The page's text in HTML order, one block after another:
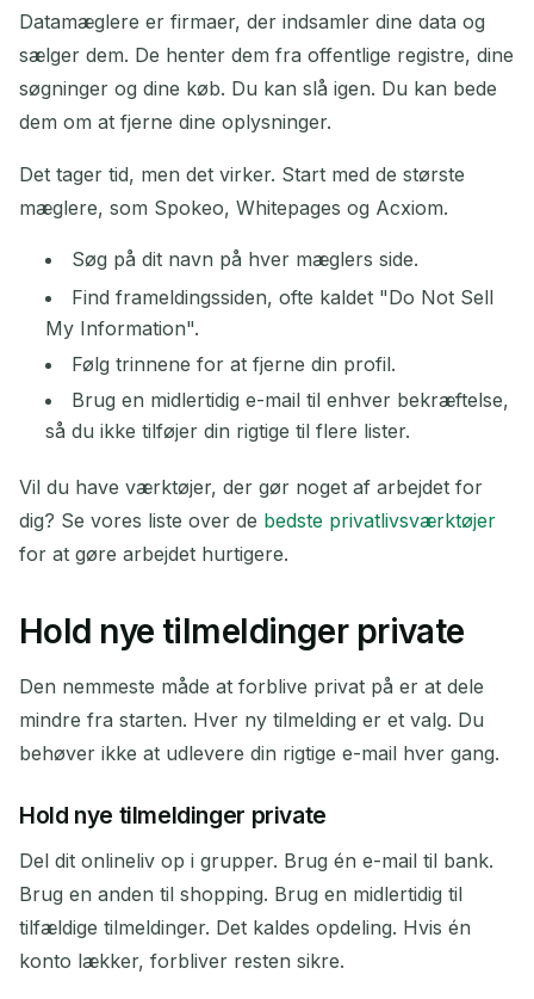
Datamæglere er firmaer, der indsamler dine data og
sælger dem. De henter dem fra offentlige registre, dine
søgninger og dine køb. Du kan slå igen. Du kan bede
dem om at fjerne dine oplysninger.
Det tager tid, men det virker. Start med de største
mæglere, som Spokeo, Whitepages og Acxiom.
Søg på dit navn på hver mæglers side.
Find frameldingssiden, ofte kaldet "Do Not Sell
My Information".
Følg trinnene for at fjerne din profil.
Brug en midlertidig e-mail til enhver bekræftelse,
så du ikke tilføjer din rigtige til flere lister.
Vil du have værktøjer, der gør noget af arbejdet for
dig? Se vores liste over de bedste privatlivsværktøjer
for at gøre arbejdet hurtigere.
Hold nye tilmeldinger private
Den nemmeste måde at forblive privat på er at dele
mindre fra starten. Hver ny tilmelding er et valg. Du
behøver ikke at udlevere din rigtige e-mail hver gang.
Hold nye tilmeldinger private
Del dit onlineliv op i grupper. Brug én e-mail til bank.
Brug en anden til shopping. Brug en midlertidig til
tilfældige tilmeldinger. Det kaldes opdeling. Hvis én
konto lækker, forbliver resten sikre.